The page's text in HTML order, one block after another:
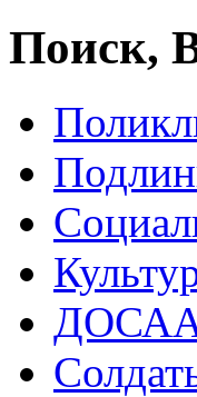
Поиск,